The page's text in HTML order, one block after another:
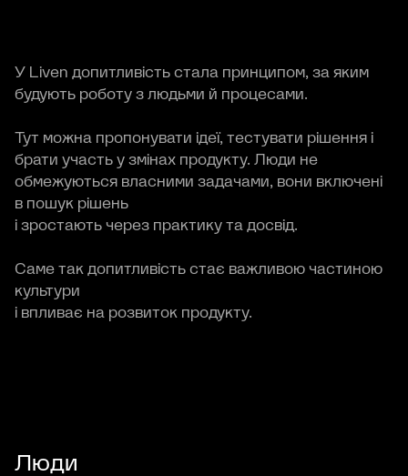
У Liven допитливість стала принципом, за яким
будують роботу з людьми й процесами.
Тут можна пропонувати ідеї, тестувати рішення і
брати участь у змінах продукту. Люди не
обмежуються власними задачами, вони включені
в пошук рішень
і зростають через практику та досвід.
Саме так допитливість стає важливою частиною
культури
і впливає на розвиток продукту.
Люди